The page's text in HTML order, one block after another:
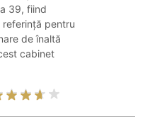
39, fiind
pentru
de înaltă
cabinet